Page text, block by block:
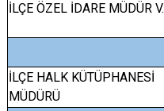
İLÇE ÖZEL İDARE MÜDÜR V.
İLÇE HALK KÜTÜPHANESİ
MÜDÜRÜ